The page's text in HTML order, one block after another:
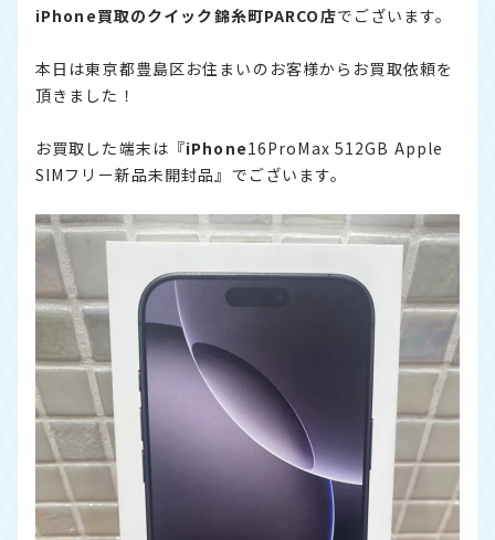
iPhone買取のクイック錦糸町PARCO店でございます。
本日は東京都豊島区お住まいのお客様からお買取依頼を
頂きました！
お買取した端末は『iPhone16ProMax 512GB Apple
SIMフリー新品未開封品』でございます。